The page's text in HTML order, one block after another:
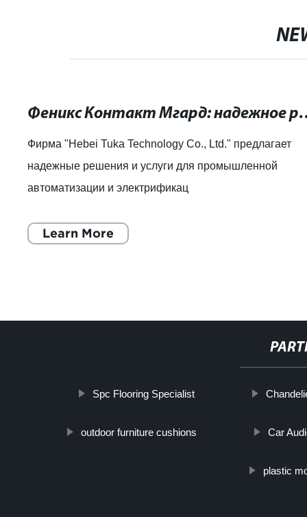
Феникс Контакт Мгард:
Фирма "Hebei Tuka Technology Co., Ltd." предлагает
надежные решения и услуги для промышленной
автоматизации и электрификац
Learn More
Spc Flooring Specialist
outdoor furniture cushions Car
plastic